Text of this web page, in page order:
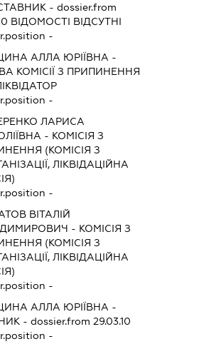
- dossier.from
ВІДОМОСТІ ВІДСУТНІ
-
АЛЛА ЮРІЇВНА -
КОМІСІЇ З ПРИПИНЕННЯ
-
ЛАРИСА
- КОМІСІЯ З
(КОМІСІЯ З
ЛІКВІДАЦІЙНА
-
ВІТАЛІЙ
- КОМІСІЯ З
(КОМІСІЯ З
ЛІКВІДАЦІЙНА
-
АЛЛА ЮРІЇВНА -
- dossier.from 29.03.10
-